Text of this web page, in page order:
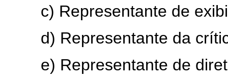
c) Representante de
d) Representante da
e) Representante de